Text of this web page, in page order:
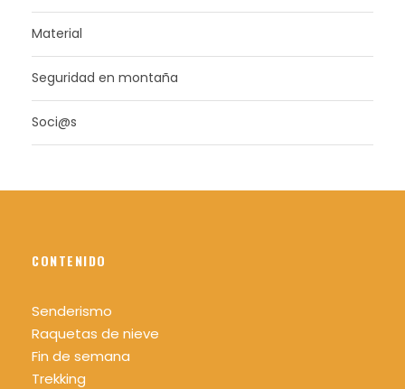
Material
Seguridad en montaña
Soci@s
CONTENIDO
Senderismo
Raquetas de nieve
Fin de semana
Trekking